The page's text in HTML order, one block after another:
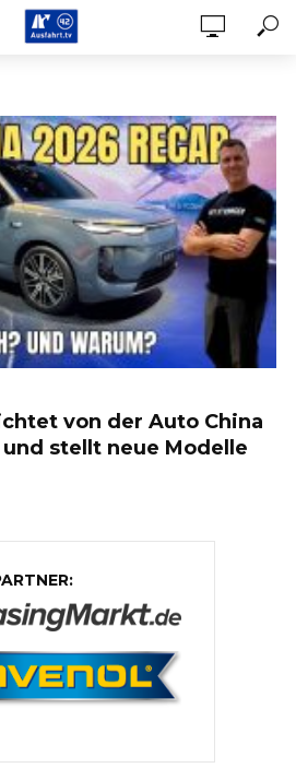
von der Auto China
stellt neue Modelle